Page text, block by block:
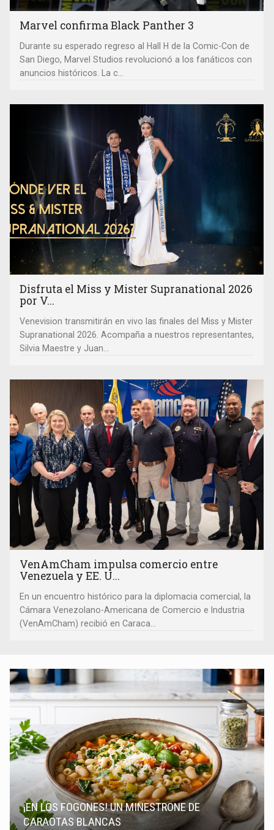
Marvel confirma Black Panther 3
Durante su esperado regreso al Hall H de la Comic-Con de
San Diego, Marvel Studios revolucionó a los fanáticos con
anuncios históricos. La c...
Disfruta el Miss y Mister Supranational 2026
por V...
Venevision transmitirán en vivo las finales del Miss y Mister
Supranational 2026. Acompaña a nuestros representantes,
Silvia Maestre y Juan...
VenAmCham impulsa comercio entre
Venezuela y EE. U...
En un encuentro histórico para la diplomacia comercial, la
Cámara Venezolano-Americana de Comercio e Industria
(VenAmCham) recibió en Caraca...
¡EN LOS FOGONES! UN MINESTRONE DE
CARAOTAS BLANCAS